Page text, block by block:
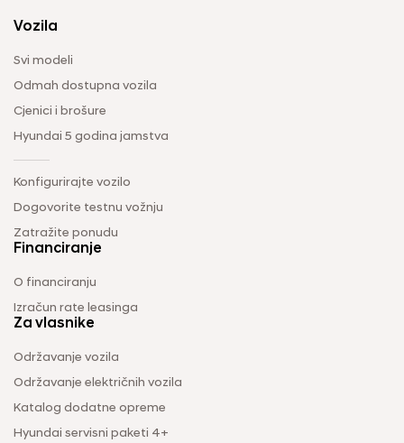
Vozila
Svi modeli
Odmah dostupna vozila
Cjenici i brošure
Hyundai 5 godina jamstva
Konfigurirajte vozilo
Dogovorite testnu vožnju
Zatražite ponudu
Financiranje
O financiranju
Izračun rate leasinga
Za vlasnike
Održavanje vozila
Održavanje električnih vozila
Katalog dodatne opreme
Hyundai servisni paketi 4+